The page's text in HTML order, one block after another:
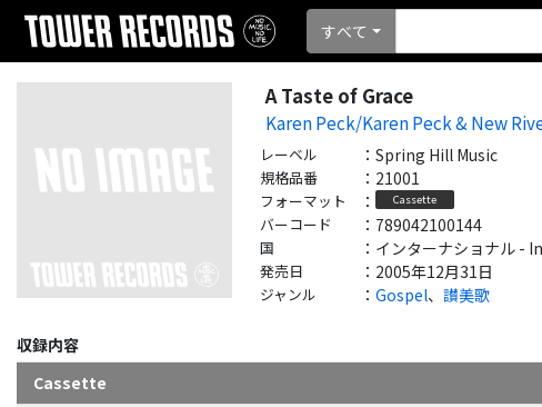
すべて
A Taste of Grace
Karen Peck/Karen Peck & New
レーベル ： Spring Hill Music
規格品番 ： 21001
フォーマット ： Cassette
バーコード ： 789042100144
国 ： インターナショナル -
発売日 ： 2005年12月31日
ジャンル ： Gospel、 讃美歌
収録内容
Cassette